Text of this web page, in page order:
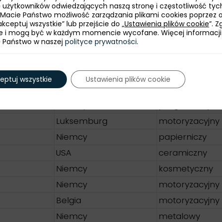
motocykli) przyczepy i naczepy,
meblarstwo, wyroby z drewna i
Kraj pochodzenia
Luksemburg
motoryzacyjny
Niemcy
papierniczy
USA
ceramiczny
Niemcy
kosmetyczny
Niemcy
motoryzacyjny
Belgia
motoryzacyjny
Niemcy
metalowy
użytkowników odwiedzających naszą stronę i częstotliwość
Państwo możliwość zarządzania plikami cookies poprzez
wszystkie” lub przejście do „Ustawienia plików cookie”.
i mogą być w każdym momencie wycofane. Więcej informacji
w naszej polityce prywatności.
wszystkie Ustawienia plików cookie